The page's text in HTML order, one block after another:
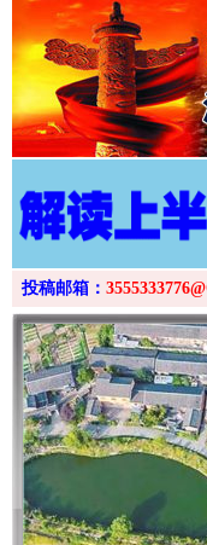
投稿邮箱：